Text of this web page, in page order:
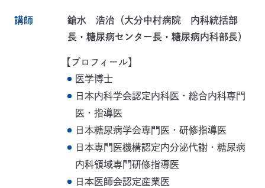
講師
鎗水 浩治（大分中村病院 内科統括部
長・糖尿病センター長・糖尿病内科部長）
【プロフィール】
医学博士
日本内科学会認定内科医・総合内科専門
医・指導医
日本糖尿病学会専門医・研修指導医
日本専門医機構認定内分泌代謝・糖尿病
内科領域専門研修指導医
日本医師会認定産業医